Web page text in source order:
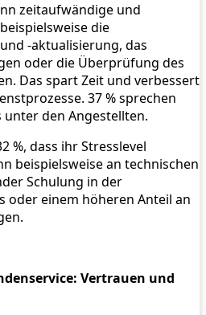
zeitaufwändige und
die
-aktualisierung, das
oder die Überprüfung des
Das spart Zeit und verbessert
37 % sprechen
den Angestellten.
%, dass ihr Stresslevel
beispielsweise an technischen
Schulung in der
oder einem höheren Anteil an
Vertrauen und